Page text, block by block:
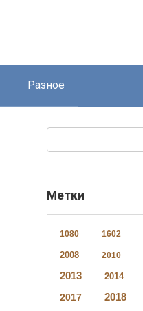
Разное
Метки
1080 1602
2008 2010
2013 2014
2017 2018